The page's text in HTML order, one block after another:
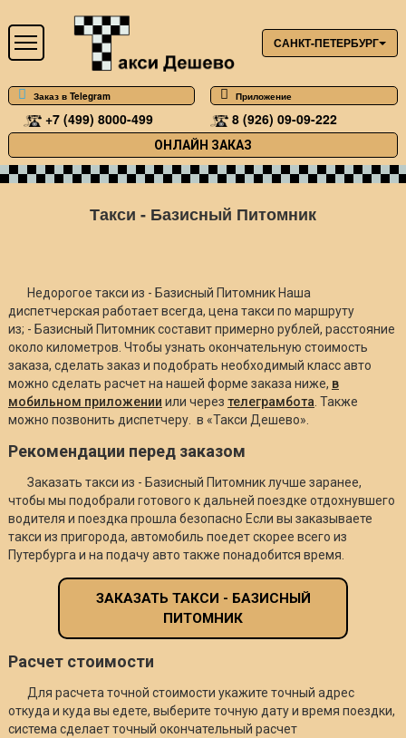
САНКТ-ПЕТЕРБУРГ
Заказ в Telegram Приложение
+7 (499) 8000-499 8 (926) 09-09-222
ОНЛАЙН ЗАКАЗ
Такси - Базисный Питомник
Недорогое такси из - Базисный Питомник Наша
диспетчерская работает всегда, цена такси по маршруту
из; - Базисный Питомник составит примерно рублей, расстояние
около километров. Чтобы узнать окончательную стоимость
заказа, сделать заказ и подобрать необходимый класс авто
можно сделать расчет на нашей форме заказа ниже, в
мобильном приложении или через телеграмбота. Также
можно позвонить диспетчеру. в «Такси Дешево».
Рекомендации перед заказом
Заказать такси из - Базисный Питомник лучше заранее,
чтобы мы подобрали готового к дальней поездке отдохнувшего
водителя и поездка прошла безопасно Если вы заказываете
такси из пригорода, автомобиль поедет скорее всего из
Путербурга и на подачу авто также понадобится время.
ЗАКАЗАТЬ ТАКСИ - БАЗИСНЫЙ
ПИТОМНИК
Расчет стоимости
Для расчета точной стоимости укажите точный адрес
откуда и куда вы едете, выберите точную дату и время поездки,
система сделает точный окончательный расчет